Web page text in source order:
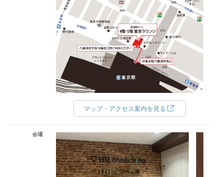
マップ・アクセス案内を見る
会場